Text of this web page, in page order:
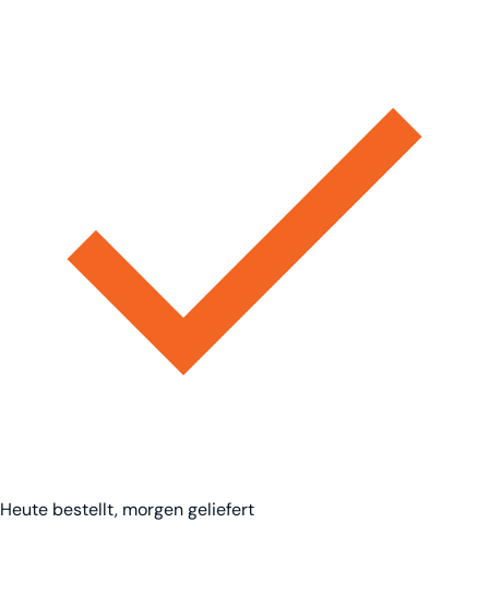
Heute bestellt, morgen geliefert